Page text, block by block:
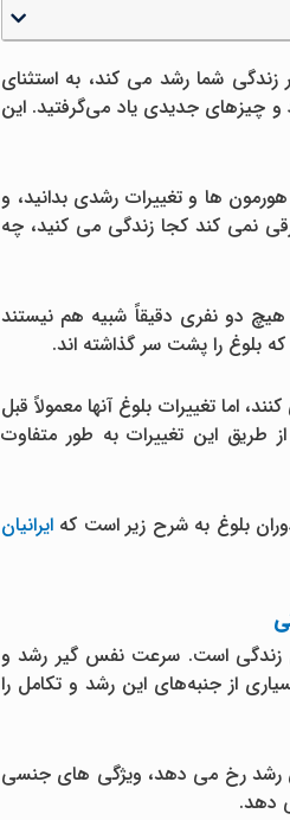
شما رشد می کند، به استثنای
و چیزهای جدیدی یاد می‌گرفتید. این
ها و تغییرات رشدی بدانید، و
نمی کند کجا زندگی می کنید، چه
هیچ دو نفری دقیقاً شبیه هم نیستند
بلوغ را پشت سر گذاشته اند.
اما تغییرات بلوغ آنها معمولاً قبل
این تغییرات به طور متفاوت
بلوغ به شرح زیر است که ایرانیان
زندگی است. سرعت نفس گیر رشد و
از جنبه‌های این رشد و تکامل را
رشد رخ می دهد، ویژگی های جنسی
دهد.